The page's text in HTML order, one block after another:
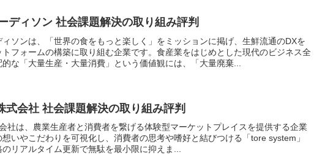
ディソン 社会課題解決の取り組み評判
ソンは、「世界の食をもっと楽しく」をミッションに掲げ、生鮮流通のDXを
フォームの構築に取り組む企業です。食産業をはじめとした現代のビジネス全
な「大量生産・大量消費」という価値観には、「大量廃棄...
式会社 社会課題解決の取り組み評判
社は、農業生産者と消費者を繋げる体験型マーケットプレイスを提供する企業
いやこだわりを可視化し、消費者の思考や嗜好と結びつける「tore system」
リアルタイム更新で無駄を最小限に抑えま...